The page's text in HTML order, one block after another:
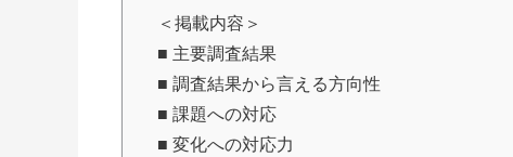
＜掲載内容＞
■ 主要調査結果
■ 調査結果から言える方向性
■ 課題への対応
■ 変化への対応力